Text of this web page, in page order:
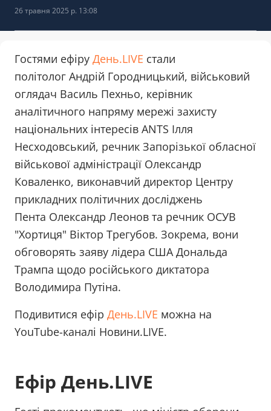
26 травня 2025 р. 13:08
Гостями ефіру День.LIVE стали
політолог Андрій Городницький, військовий
оглядач Василь Пехньо, керівник
аналітичного напряму мережі захисту
національних інтересів ANTS Ілля
Несходовський, речник Запорізької обласної
військової адміністрації Олександр
Коваленко, виконавчий директор Центру
прикладних політичних досліджень
Пента Олександр Леонов та речник ОСУВ
"Хортиця" Віктор Трегубов. Зокрема, вони
обговорять заяву лідера США Дональда
Трампа щодо російського диктатора
Володимира Путіна.
Подивитися ефір День.LIVE можна на
YouTube-каналі Новини.LIVE.
Ефір День.LIVE